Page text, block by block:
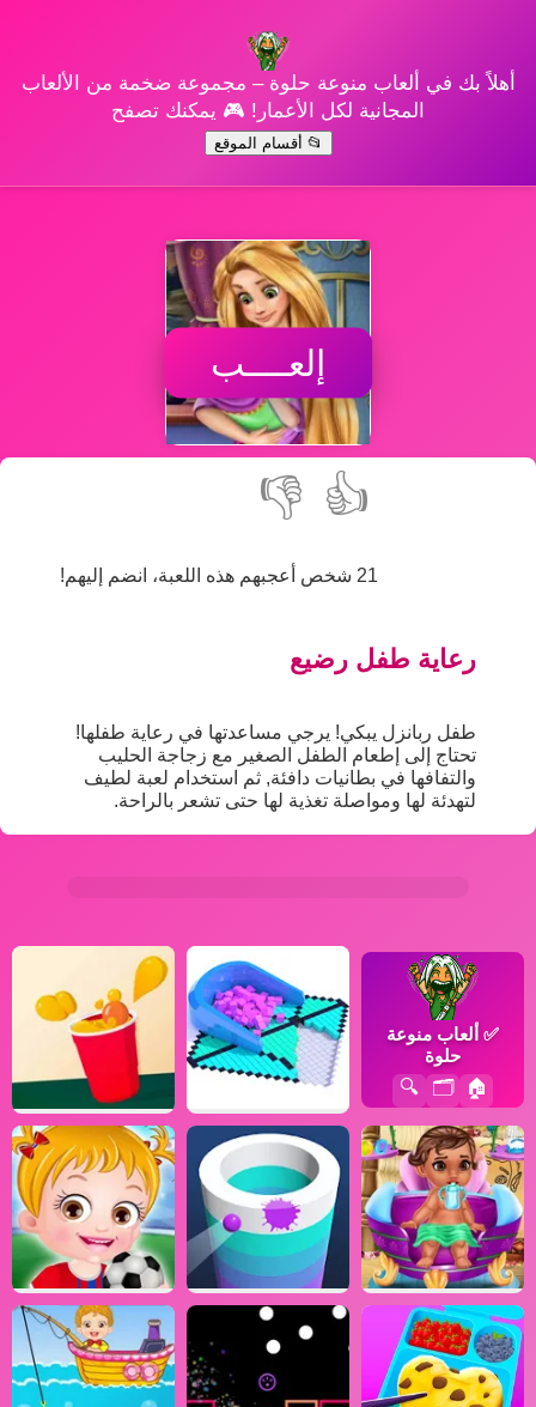
أهلاً بك في ألعاب منوعة حلوة – مجموعة ضخمة من الألعاب
المجانية لكل الأعمار! 🎮 يمكنك تصفح
📂 أقسام الموقع
إلعــــب
👍
👎
21 شخص أعجبهم هذه اللعبة، انضم إليهم!
رعاية طفل رضيع
طفل ربانزل يبكي! يرجي مساعدتها في رعاية طفلها!
تحتاج إلى إطعام الطفل الصغير مع زجاجة الحليب
والتفافها في بطانيات دافئة, ثم استخدام لعبة لطيف
لتهدئة لها ومواصلة تغذية لها حتى تشعر بالراحة.
✅ ألعاب منوعة
حلوة
🏠
🗂️
🔍